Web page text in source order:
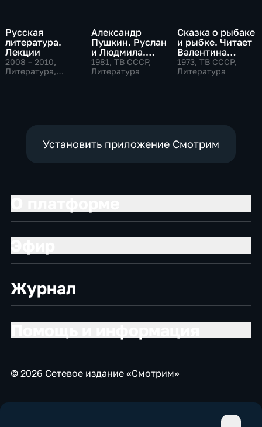
Русская
литература.
Лекции
2008 – 2010,
Литература,
Александр
Пушкин. Руслан
и Людмила.
Читает Алла
Демидова
1981, ТВ СССР,
Литература
Сказка о рыбаке
и рыбке. Читает
Валентина
Сперантова
1973, ТВ СССР,
Литература
Установить приложение Смотрим
Журнал
© 2026 Сетевое издание «Смотрим»